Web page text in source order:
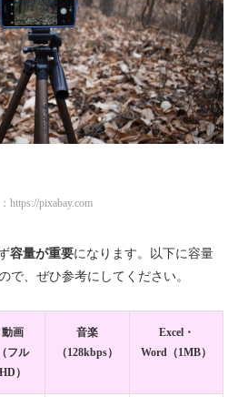
https://pixabay.com
容量が重要になります。以下に容量
で、ぜひ参考にしてください。
動画
（フル
HD）
音楽
（128kbps）
Excel・
Word（1MB）